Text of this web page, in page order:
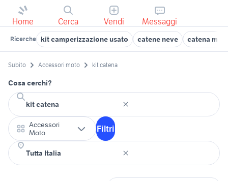
Home Cerca Vendi Messaggi
Ricerche kit camperizzazione usato catene neve catena
Subito Accessori moto kit catena
Cosa cerchi?
Accessori
Moto
Filtri